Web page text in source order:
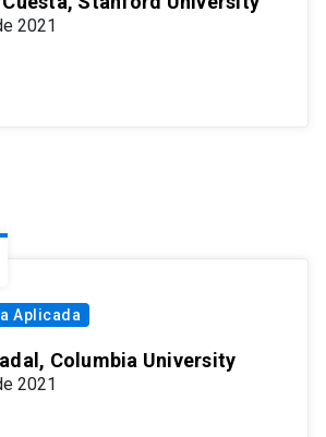
2021
Aplicada
Columbia University
2021